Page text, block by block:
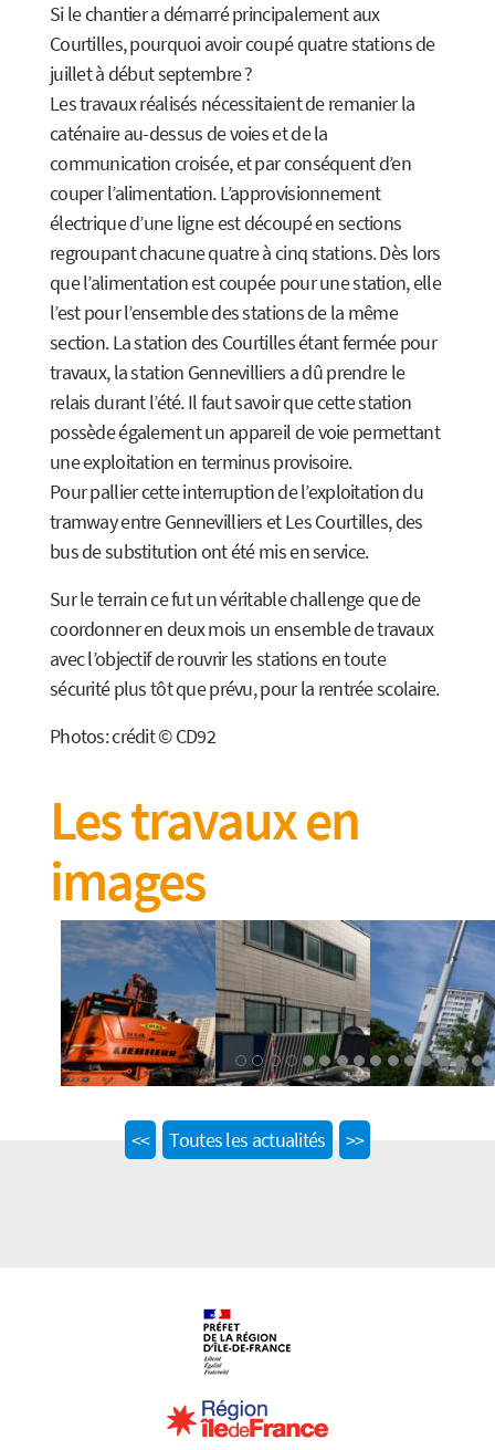
Si le chantier a démarré principalement aux
Courtilles, pourquoi avoir coupé quatre stations de
juillet à début septembre ?
Les travaux réalisés nécessitaient de remanier la
caténaire au-dessus de voies et de la
communication croisée, et par conséquent d’en
couper l’alimentation. L’approvisionnement
électrique d’une ligne est découpé en sections
regroupant chacune quatre à cinq stations. Dès lors
que l’alimentation est coupée pour une station, elle
l’est pour l’ensemble des stations de la même
section. La station des Courtilles étant fermée pour
travaux, la station Gennevilliers a dû prendre le
relais durant l’été. Il faut savoir que cette station
possède également un appareil de voie permettant
une exploitation en terminus provisoire.
Pour pallier cette interruption de l’exploitation du
tramway entre Gennevilliers et Les Courtilles, des
bus de substitution ont été mis en service.
Sur le terrain ce fut un véritable challenge que de
coordonner en deux mois un ensemble de travaux
avec l’objectif de rouvrir les stations en toute
sécurité plus tôt que prévu, pour la rentrée scolaire.
Photos: crédit © CD92
Les travaux en
images
<<Previous
Toutes les actualités >>Next